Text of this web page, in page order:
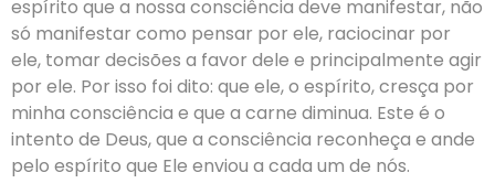
espírito que a nossa consciência deve manifestar, não
só manifestar como pensar por ele, raciocinar por
ele, tomar decisões a favor dele e principalmente agir
por ele. Por isso foi dito: que ele, o espírito, cresça por
minha consciência e que a carne diminua. Este é o
intento de Deus, que a consciência reconheça e ande
pelo espírito que Ele enviou a cada um de nós.